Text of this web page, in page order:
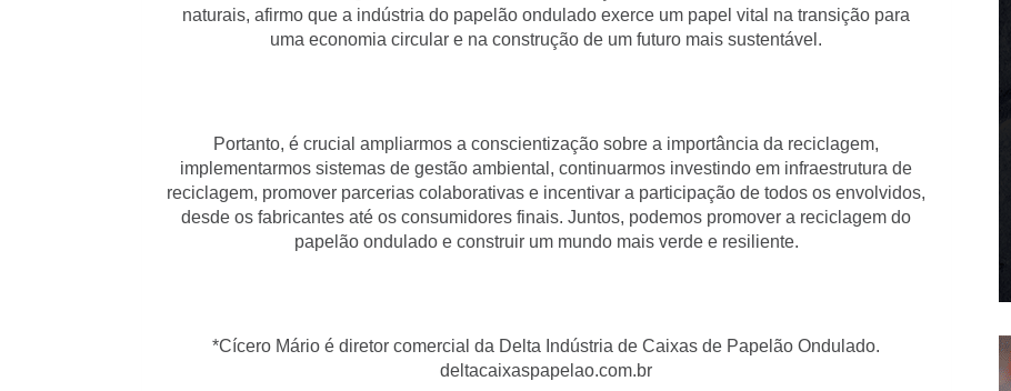
naturais, afirmo que a indústria do papelão ondulado exerce um papel vital na transição para
uma economia circular e na construção de um futuro mais sustentável.
Portanto, é crucial ampliarmos a conscientização sobre a importância da reciclagem,
implementarmos sistemas de gestão ambiental, continuarmos investindo em infraestrutura de
reciclagem, promover parcerias colaborativas e incentivar a participação de todos os envolvidos,
desde os fabricantes até os consumidores finais. Juntos, podemos promover a reciclagem do
papelão ondulado e construir um mundo mais verde e resiliente.
*Cícero Mário é diretor comercial da Delta Indústria de Caixas de Papelão Ondulado.
deltacaixaspapelao.com.br